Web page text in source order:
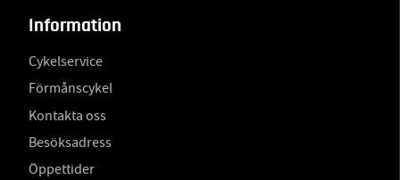
Information
Cykelservice
Förmånscykel
Kontakta oss
Besöksadress
Öppettider